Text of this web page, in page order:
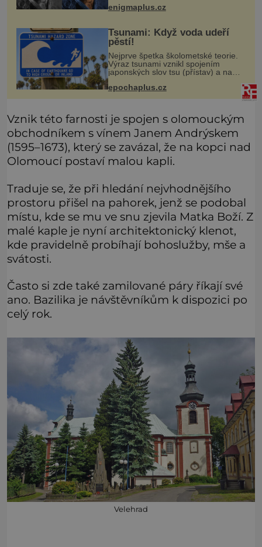
nacistické Německo zahajuje operaci
Barbarossa a napadá Sovětský svaz.
enigmaplus.cz
Tsunami: Když voda udeří
pěstí!
Nejprve špetka školometské teorie.
Výraz tsunami vznikl spojením
japonských slov tsu (přístav) a nami
(vlna). Jedná se o dlouhou vlnu,
která je na volném moři takřka
epochaplus.cz
Vznik této farnosti je spojen s olomouckým
obchodníkem s vínem Janem Andrýskem
(1595–1673), který se zavázal, že na kopci nad
Olomoucí postaví malou kapli.
Traduje se, že při hledání nejvhodnějšího
prostoru přišel na pahorek, jenž se podobal
místu, kde se mu ve snu zjevila Matka Boží. Z
malé kaple je nyní architektonický klenot,
kde pravidelně probíhají bohoslužby, mše a
svátosti.
Často si zde také zamilované páry říkají své
ano. Bazilika je návštěvníkům k dispozici po
celý rok.
Velehrad